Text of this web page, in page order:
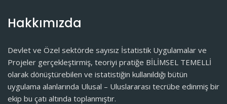
Hakkımızda
Devlet ve Özel sektörde sayısız İstatistik Uygulamalar ve
Projeler gerçekleştirmiş, teoriyi pratiğe BİLİMSEL TEMELLİ
olarak dönüştürebilen ve istatistiğin kullanıldığı bütün
uygulama alanlarında Ulusal – Uluslararası tecrübe edinmiş bir
ekip bu çatı altında toplanmıştır.